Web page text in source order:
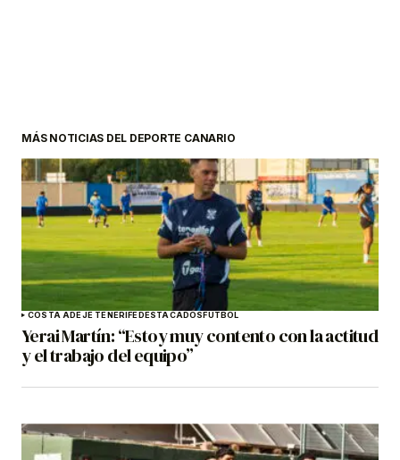
MÁS NOTICIAS DEL DEPORTE CANARIO
COSTA ADEJE TENERIFE DESTACADOS FÚTBOL
Yerai Martín: “Estoy muy contento con la actitud
y el trabajo del equipo”